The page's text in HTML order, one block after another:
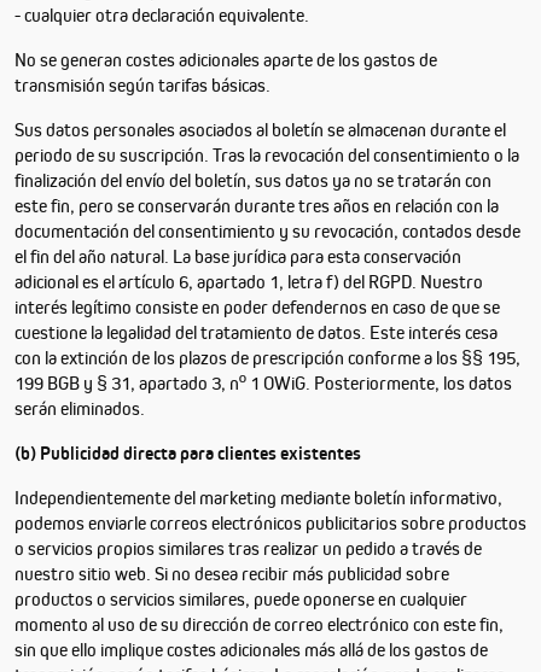
- cualquier otra declaración equivalente.
No se generan costes adicionales aparte de los gastos de
transmisión según tarifas básicas.
Sus datos personales asociados al boletín se almacenan durante el
periodo de su suscripción. Tras la revocación del consentimiento o la
finalización del envío del boletín, sus datos ya no se tratarán con
este fin, pero se conservarán durante tres años en relación con la
documentación del consentimiento y su revocación, contados desde
el fin del año natural. La base jurídica para esta conservación
adicional es el artículo 6, apartado 1, letra f) del RGPD. Nuestro
interés legítimo consiste en poder defendernos en caso de que se
cuestione la legalidad del tratamiento de datos. Este interés cesa
con la extinción de los plazos de prescripción conforme a los §§ 195,
199 BGB y § 31, apartado 3, nº 1 OWiG. Posteriormente, los datos
serán eliminados.
(b) Publicidad directa para clientes existentes
Independientemente del marketing mediante boletín informativo,
podemos enviarle correos electrónicos publicitarios sobre productos
o servicios propios similares tras realizar un pedido a través de
nuestro sitio web. Si no desea recibir más publicidad sobre
productos o servicios similares, puede oponerse en cualquier
momento al uso de su dirección de correo electrónico con este fin,
sin que ello implique costes adicionales más allá de los gastos de